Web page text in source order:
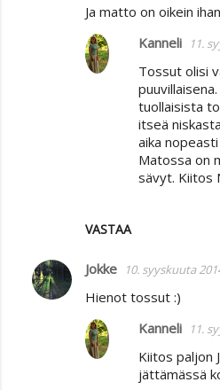
Ja matto on oikein
VASTAA
Kanneli 11.
Tossut olisi
tuollaisista
itseä
aika
Matossa on
sävyt. Kiitos
Jokke 10. syyskuuta
Hienot tossut :)
Kanneli 11.
Kiitos paljon
jättämässä